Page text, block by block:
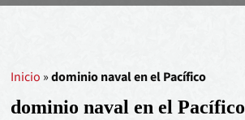
Inicio »dominio naval en el Pacífico
dominio naval en el Pacífico